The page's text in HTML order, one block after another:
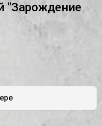
"Зарождение